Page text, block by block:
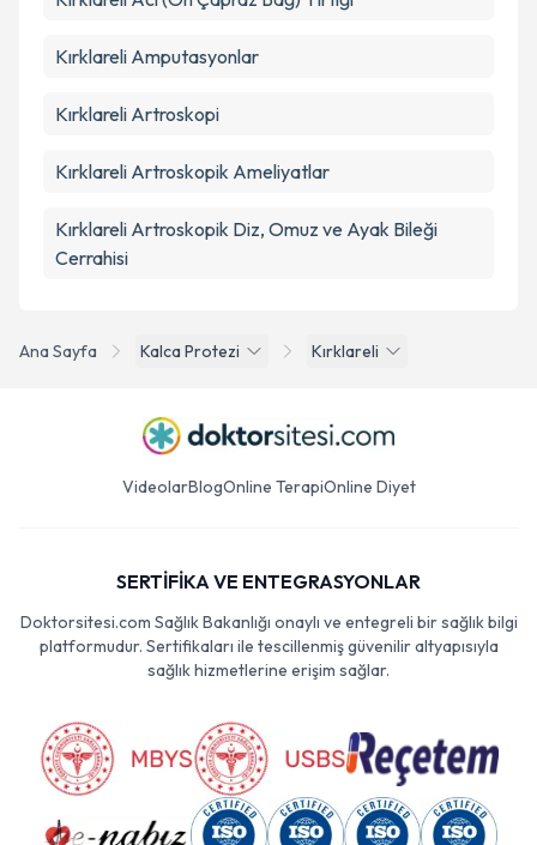
Ana Sayfa Kalca Protezi Kırklareli
Kırklareli Amputasyonlar
Kırklareli Artroskopi
Kırklareli Artroskopik Ameliyatlar
Kırklareli Artroskopik Diz, Omuz ve Ayak Bileği
Cerrahisi
VideolarBlogOnline TerapiOnline Diyet
SERTİFİKA VE ENTEGRASYONLAR
Doktorsitesi.com Sağlık Bakanlığı onaylı ve entegreli bir sağlık bilgi
platformudur. Sertifikaları ile tescillenmiş güvenilir altyapısıyla
sağlık hizmetlerine erişim sağlar.